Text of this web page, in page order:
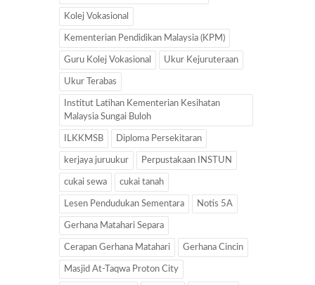
Kolej Vokasional
Kementerian Pendidikan Malaysia (KPM)
Guru Kolej Vokasional Ukur Kejuruteraan
Ukur Terabas
Institut Latihan Kementerian Kesihatan
Malaysia Sungai Buloh
ILKKMSB Diploma Persekitaran
kerjaya juruukur Perpustakaan INSTUN
cukai sewa cukai tanah
Lesen Pendudukan Sementara Notis 5A
Gerhana Matahari Separa
Cerapan Gerhana Matahari Gerhana Cincin
Masjid At-Taqwa Proton City